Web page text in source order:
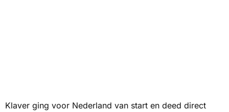
Klaver ging voor Nederland van start en deed direct